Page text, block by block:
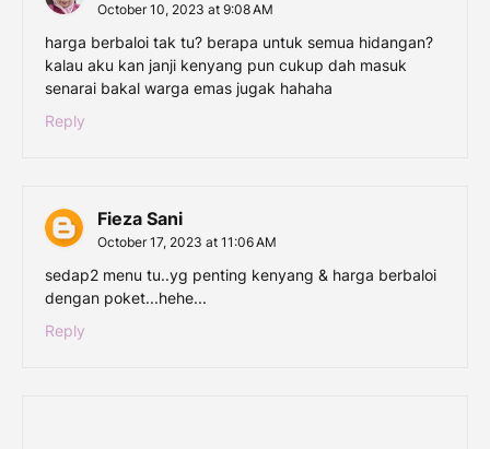
October 10, 2023 at 9:08 AM
harga berbaloi tak tu? berapa untuk semua hidangan?
kalau aku kan janji kenyang pun cukup dah masuk
senarai bakal warga emas jugak hahaha
Reply
Fieza Sani
October 17, 2023 at 11:06 AM
sedap2 menu tu..yg penting kenyang & harga berbaloi
dengan poket...hehe...
Reply